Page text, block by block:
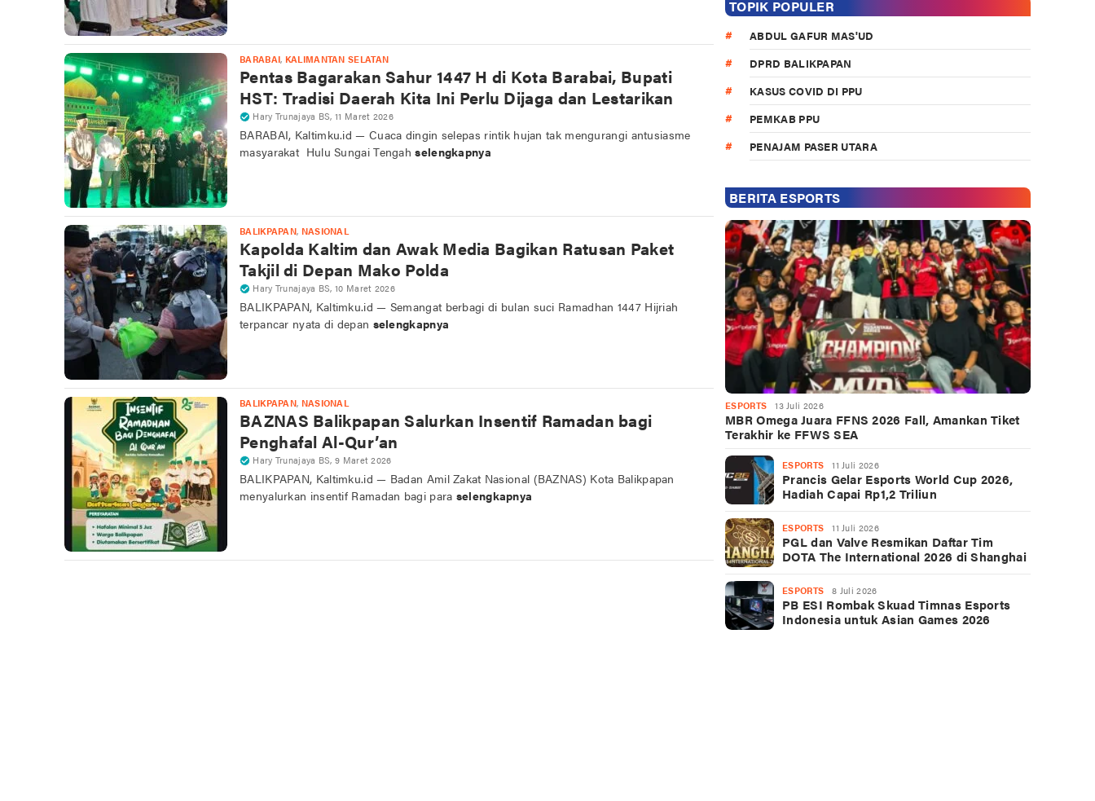
BARABAI, KALIMANTAN SELATAN
Pentas Bagarakan Sahur 1447 H di Kota Barabai, Bupati
HST: Tradisi Daerah Kita Ini Perlu Dijaga dan Lestarikan
Hary Trunajaya BS,11 Maret 2026
BARABAI, Kaltimku.id — Cuaca dingin selepas rintik hujan tak mengurangi antusiasme
masyarakat Hulu Sungai Tengahselengkapnya
BALIKPAPAN, NASIONAL
Kapolda Kaltim dan Awak Media Bagikan Ratusan Paket
Takjil di Depan Mako Polda
Hary Trunajaya BS,10 Maret 2026
BALIKPAPAN, Kaltimku.id — Semangat berbagi di bulan suci Ramadhan 1447 Hijriah
terpancar nyata di depan selengkapnya
BALIKPAPAN, NASIONAL
BAZNAS Balikpapan Salurkan Insentif Ramadan bagi
Penghafal Al-Qur’an
Hary Trunajaya BS,9 Maret 2026
BALIKPAPAN, Kaltimku.id — Badan Amil Zakat Nasional (BAZNAS) Kota Balikpapan
menyalurkan insentif Ramadan bagi para selengkapnya
TOPIK POPULER
ABDUL GAFUR MAS'UD
DPRD BALIKPAPAN
KASUS COVID DI PPU
PEMKAB PPU
PENAJAM PASER UTARA
BERITA ESPORTS
ESPORTS 13 Juli 2026
MBR Omega Juara FFNS 2026 Fall, Amankan Tiket
Terakhir ke FFWS SEA
ESPORTS 11 Juli 2026
Prancis Gelar Esports World Cup 2026,
Hadiah Capai Rp1,2 Triliun
ESPORTS 11 Juli 2026
PGL dan Valve Resmikan Daftar Tim
DOTA The International 2026 di Shanghai
ESPORTS 8 Juli 2026
PB ESI Rombak Skuad Timnas Esports
Indonesia untuk Asian Games 2026